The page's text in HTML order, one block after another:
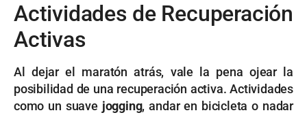
Actividades de Recuperación
Activas
Al dejar el maratón atrás, vale la pena ojear la
posibilidad de una recuperación activa. Actividades
como un suave jogging, andar en bicicleta o nadar